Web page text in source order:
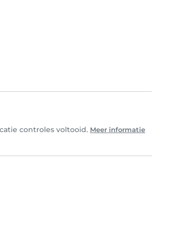
controles voltooid. Meer informatie